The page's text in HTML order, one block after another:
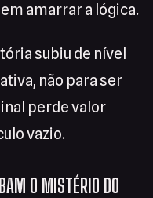
amarrar a lógica.
subiu de nível
não para ser
perde valor
vazio.
O MISTÉRIO DO